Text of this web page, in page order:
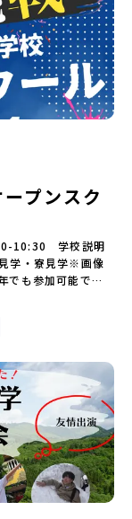
30％・プログラム
％・ご連絡無しで
・催行中止について
性があります。そ
ます。又、最少催
に催行中止の旨を
その他、よくある
団体について＜プ
ットフォーム＞
つくる」という
教育事業団体で
業後に地域の枠を
・学校で1〜3年間
をはじめとした、
。名 称：一般財
：2017年3月代表
本町二丁目25-6
c-platform.or.jp/
「お
LINEにて配信
：https://c-
めての一人旅だ
な保護者様の不安
直接お答えしま
宅からリラックス
認ください・参加
く前に、「お申し
だいた方の中か
し込み時に記入い
」をお送りいたし
フォーム」に３日
回答いただけな
。当選取り消しが
ただきます。登録
域みらい留学公式
していると、通
、
設定をお願いいた
しておりません
申込はお一人様1回
い。申込後の内容
の入力間違いにご
～4名程度)で宿泊
て個別の詳細なア
います。対応が必
消や急遽参加でき
消しはご遠慮下さ
務局までご連絡く
し地域留学」の全
学生一人での参加
「事務局のサポー
、ご自宅からお気
する]YouTube：
会〜「出水市・出
〜全体説明を聞い
どんな町な
ならではの豊か
とお伝えします。
市ってどんなとこ
：https://c-
めての一人旅だ
な保護者様の不安
直接お答えしま
宅からリラックス
ください・参加
前に、「お申し
。ご確認くださ
だいた方の中か
し込み時に記入い
」をお送りいたし
フォーム」に3日以
参加確定とさせて
回答いただけない
当選取り消しがあ
だきます。登録メ
みらい留学公式
をしていると、通
ただきます。他に
県八幡平市で五感
せんか？地域と一
だて）高校」と
校生は「平舘（た
「地域と一体にな
切にしている」こ
ークな高校で
やフィールドワ
ネルギッシュに活
、町の文化・料理
きる絶好の機
楽しんでください
予定）＜1日目＞
電所見学」 -八幡
づくり「ペンショ
望者＜2日目＞
活をイメージし
流を深める
施設の見学」「振
グループでの振り
や参加人数によっ
概要【開催場所】
5日（水）※参加が
参加者向け事前オ
集合場所・時間】
す、あなたの未来
く自然と人の暮らし
る豊かさに触れ、
元以外の地域の暮
自然と生き物が好
をもっとひらきた
ためし地域留学体
を超えて学校生活
ラムです。はじ
かりとサポート
（しべつちょ
う）は人口 約
土の国後島（くな
境・知床半島（し
庫である野付半島
クの里の牧草地が
川の自然と生き
聖地」としても
今では「日本遺
な「鮭」の産業
前の縄文時代か
自然と向き合い、
きていく姿勢は今
れている「サケ」
の歴史など、自然
す。標津高校で
イン」の授業がお
したメニュー開発
てオリジナル給食
プンスク
10:30 学校説明
学・寮見学※画像
でも参加可能で